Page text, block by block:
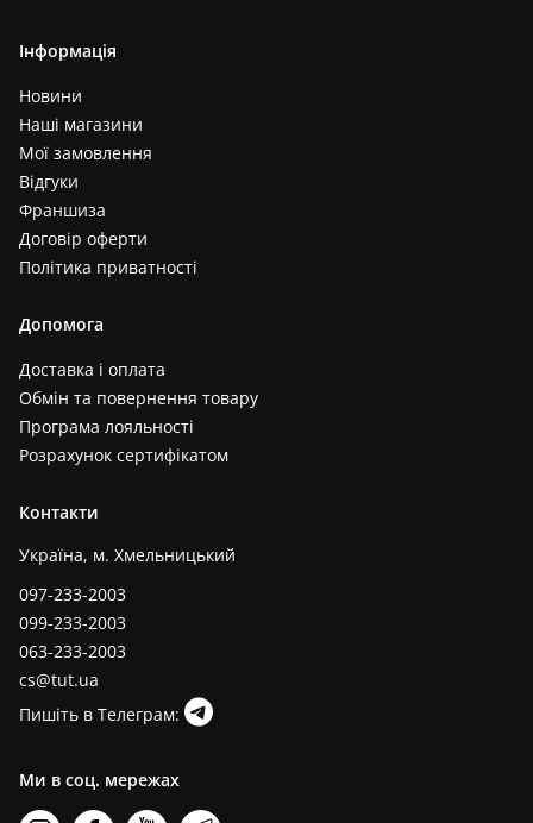
Інформація
Новини
Наші магазини
Мої замовлення
Відгуки
Франшиза
Договір оферти
Політика приватності
Допомога
Доставка і оплата
Обмін та повернення товару
Програма лояльності
Розрахунок сертифікатом
Контакти
Україна, м. Хмельницький
097-233-2003
099-233-2003
063-233-2003
cs@tut.ua
Пишіть в Телеграм:
Ми в соц. мережах